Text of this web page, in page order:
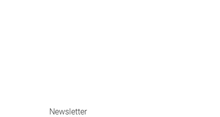
Newsletter